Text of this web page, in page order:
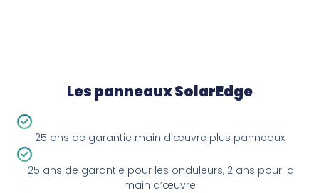
Les panneaux SolarEdge
25 ans de garantie main d’œuvre plus panneaux
25 ans de garantie pour les onduleurs, 2 ans pour la
main d’œuvre